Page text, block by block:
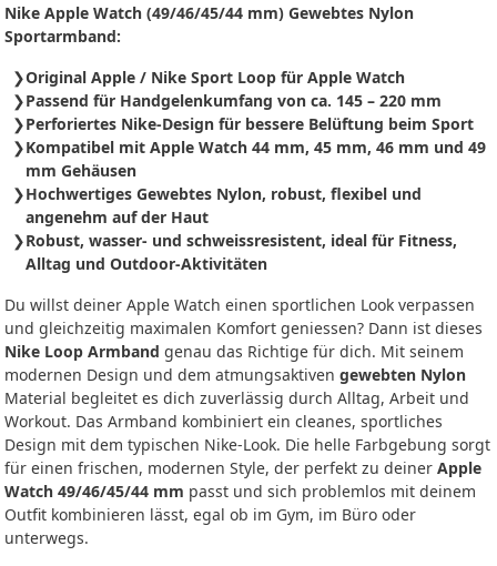
Nike Apple Watch (49/46/45/44 mm) Gewebtes Nylon
Sportarmband:
Original Apple / Nike Sport Loop für Apple Watch
Passend für Handgelenkumfang von ca. 145 – 220 mm
Perforiertes Nike-Design für bessere Belüftung beim Sport
Kompatibel mit Apple Watch 44 mm, 45 mm, 46 mm und 49
mm Gehäusen
Hochwertiges Gewebtes Nylon, robust, flexibel und
angenehm auf der Haut
Robust, wasser- und schweissresistent, ideal für Fitness,
Alltag und Outdoor-Aktivitäten
Du willst deiner Apple Watch einen sportlichen Look verpassen
und gleichzeitig maximalen Komfort geniessen? Dann ist dieses
Nike Loop Armband genau das Richtige für dich. Mit seinem
modernen Design und dem atmungsaktiven gewebten Nylon
Material begleitet es dich zuverlässig durch Alltag, Arbeit und
Workout. Das Armband kombiniert ein cleanes, sportliches
Design mit dem typischen Nike-Look. Die helle Farbgebung sorgt
für einen frischen, modernen Style, der perfekt zu deiner Apple
Watch 49/46/45/44 mm passt und sich problemlos mit deinem
Outfit kombinieren lässt, egal ob im Gym, im Büro oder
unterwegs.